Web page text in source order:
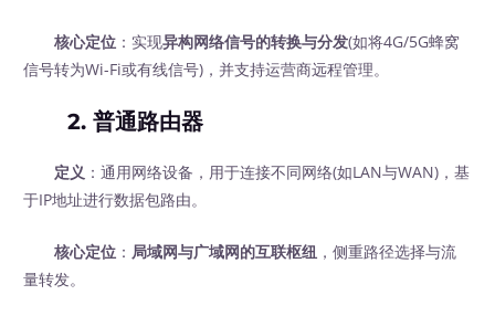
核心定位 ：实现异构网络信号的转换与分发(如将4G/5G蜂窝
信号转为Wi-Fi或有线信号)，并支持运营商远程管理。
2.普通路由器
定义 ：通用网络设备，用于连接不同网络(如LAN与WAN)，基
于IP地址进行数据包路由。
核心定位 ： 局域网与广域网的互联枢纽 ，侧重路径选择与流
量转发。